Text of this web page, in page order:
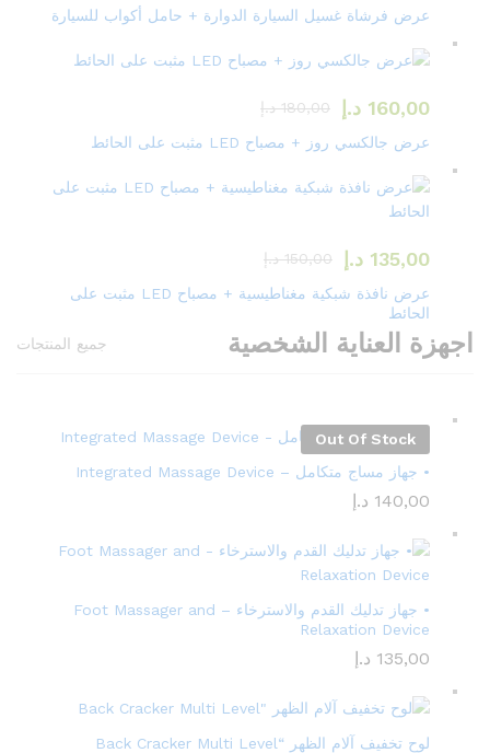
عرض فرشاة غسيل السيارة الدوارة + حامل أكواب للسيارة
160,00 د.إ 180,00 د.إ
عرض جالكسي روز + مصباح LED مثبت على الحائط
135,00 د.إ 150,00 د.إ
عرض نافذة شبكية مغناطيسية + مصباح LED مثبت على
الحائط
اجهزة العناية الشخصية جميع المنتجات
Out Of Stock
• جهاز مساج متكامل – Integrated Massage Device
140,00 د.إ
• جهاز تدليك القدم والاسترخاء – Foot Massager and
Relaxation Device
135,00 د.إ
لوح تخفيف آلام الظهر “Back Cracker Multi Level